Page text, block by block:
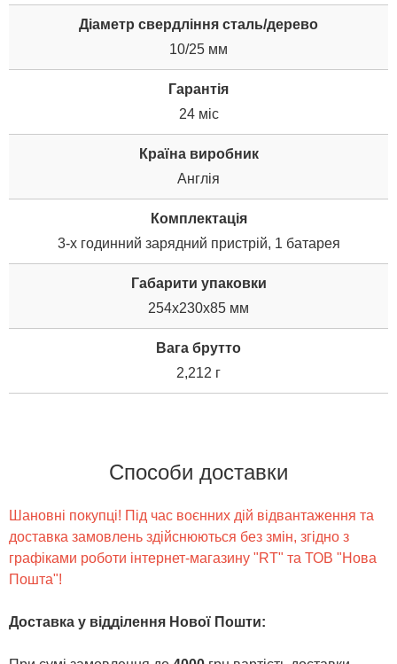
Діаметр свердління сталь/дерево
10/25 мм
Гарантія
24 міс
Країна виробник
Англія
Комплектація
3-х годинний зарядний пристрій, 1 батарея
Габарити упаковки
254x230x85 мм
Вага брутто
2,212 г
Способи доставки
Шановні покупці! Під час воєнних дій відвантаження та
доставка замовлень здійснюються без змін, згідно з
графіками роботи інтернет-магазину "RT" та ТОВ "Нова
Пошта"!
Доставка у відділення Нової Пошти: